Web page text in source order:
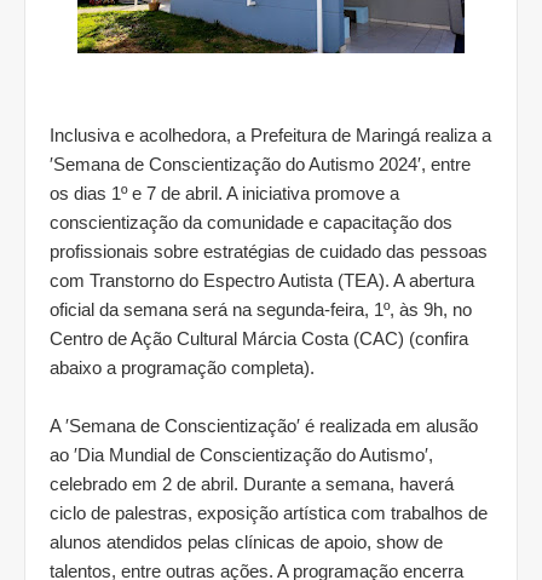
Inclusiva e acolhedora, a Prefeitura de Maringá realiza a
′Semana de Conscientização do Autismo 2024′, entre
os dias 1º e 7 de abril. A iniciativa promove a
conscientização da comunidade e capacitação dos
profissionais sobre estratégias de cuidado das pessoas
com Transtorno do Espectro Autista (TEA). A abertura
oficial da semana será na segunda-feira, 1º, às 9h, no
Centro de Ação Cultural Márcia Costa (CAC) (confira
abaixo a programação completa).
A ′Semana de Conscientização′ é realizada em alusão
ao ′Dia Mundial de Conscientização do Autismo′,
celebrado em 2 de abril. Durante a semana, haverá
ciclo de palestras, exposição artística com trabalhos de
alunos atendidos pelas clínicas de apoio, show de
talentos, entre outras ações. A programação encerra